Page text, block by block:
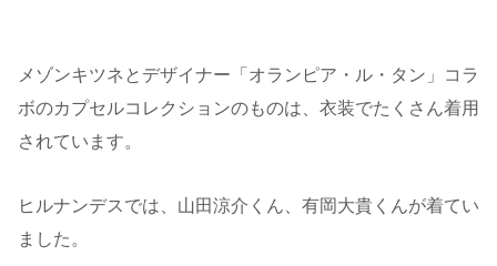
メゾンキツネとデザイナー「オランピア・ル・タン」コラ
ボのカプセルコレクションのものは、衣装でたくさん着用
されています。
ヒルナンデスでは、山田涼介くん、有岡大貴くんが着てい
ました。